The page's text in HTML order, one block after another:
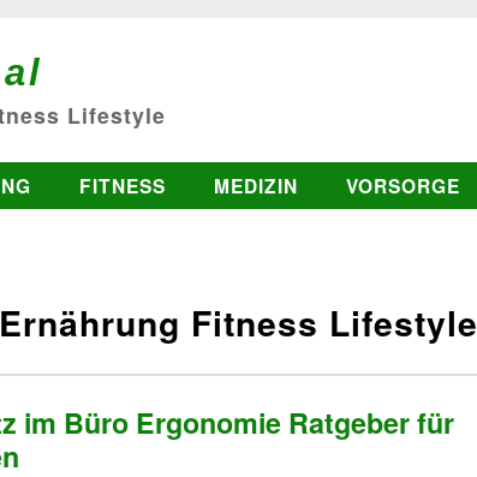
Lifestyle
FITNESS MEDIZIN VORSORGE
Fitness Lifestyle
im Büro Ergonomie Ratgeber für